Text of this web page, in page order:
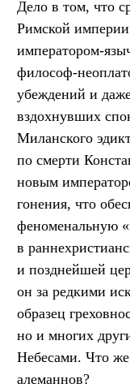
Дело в том, что
Римской
императором-
философ-
убеждений и
вздохнувших
Миланского
по смерти
новым
гонения, что
феноменальную
в
и позднейшей
он за редкими
образец
но и многих
Небесами. Что же
алеманнов?